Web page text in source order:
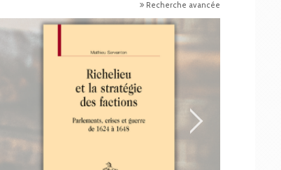
Recherche avancée